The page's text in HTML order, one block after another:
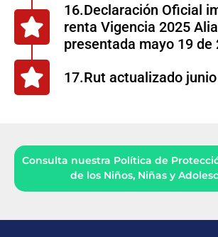
16.Declaración Oficial
renta Vigencia 2025
presentada mayo 19 de
17.Rut actualizado
Consulta nuestra Política de
de los Niños, Niñas y